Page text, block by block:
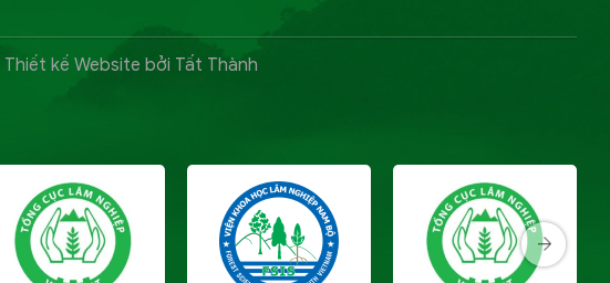
Thiết kế Website bởi Tất Thành